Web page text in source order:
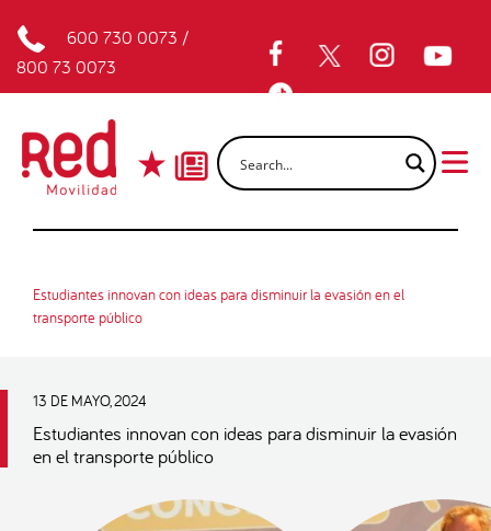
600 730 0073 /
800 73 0073
Estudiantes innovan con ideas para disminuir la evasión en el
transporte público
13 DE MAYO, 2024
Estudiantes innovan con ideas para disminuir la evasión
en el transporte público